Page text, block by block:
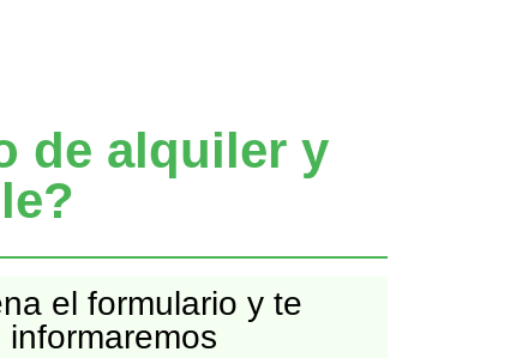
de alquiler y
el formulario y te
informaremos